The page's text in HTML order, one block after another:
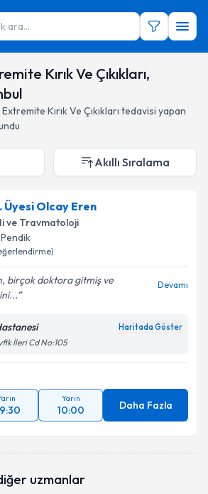
ara...
Kırık Ve Çıkıkları,
Kırık Ve Çıkıkları tedavisi yapan
Akıllı Sıralama
Üyesi Olcay Eren
ve Travmatoloji
birçok doktora gitmiş ve
Devamı
Haritada Göster
İleri Cd No:105
Yarın
10:00 Daha Fazla
uzmanlar